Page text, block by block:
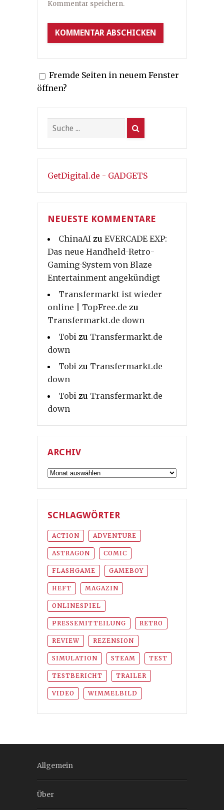
Kommentar speichern.
Fremde Seiten in neuem Fenster
öffnen?
GetDigital.de - GADGETS
NEUESTE KOMMENTARE
ChinaAI zu EVERCADE EXP:
Das neue Handheld-Retro-
Gaming-System von Blaze
Entertainment angekündigt
Transfermarkt ist wieder
online | TopFree.de zu
Transfermarkt.de down
Tobi zu Transfermarkt.de
down
Tobi zu Transfermarkt.de
down
Tobi zu Transfermarkt.de
down
ARCHIV
Archiv
SCHLAGWÖRTER
ACTION ADVENTURE
ASTRAGON COMIC
FLASHGAME GAMEBOY
HEFT MAGAZIN
ONLINESPIEL
PRESSEMITTEILUNG RETRO
REVIEW REZENSION
SIMULATION STEAM TEST
TESTBERICHT TRAILER
VIDEO WIMMELBILD
Allgemein
Über